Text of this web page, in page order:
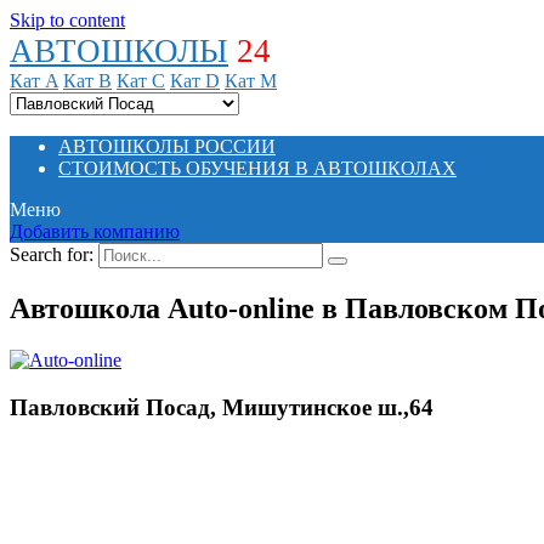
Skip to content
АВТОШКОЛЫ 24
Кат A Кат B Кат C Кат D Кат M
АВТОШКОЛЫ РОССИИ
СТОИМОСТЬ ОБУЧЕНИЯ В АВТОШКОЛАХ
Меню
Добавить компанию
Search for:
Автошкола Auto-online в Павловском
Павловский Посад, Мишутинское ш.,64